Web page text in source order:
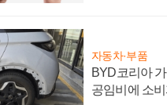
자동차·부품
BYD코리아
공임비에 소